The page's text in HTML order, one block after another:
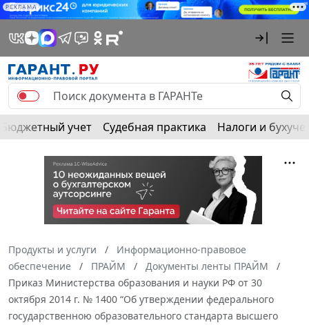
РЕКЛАМА
Бюджетный учет Судебная практика Налоги и
Продукты и услуги
Информационно-правовое
обеспечение
ПРАЙМ
Документы ленты ПРАЙМ
Приказ Министерства образования и науки РФ от 30
октября 2014 г. № 1400 “Об утверждении федерального
государственною образовательного стандарта высшего